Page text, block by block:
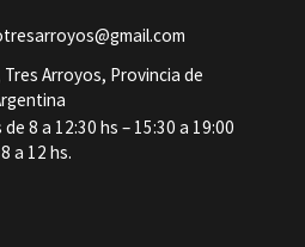
Arroyos, Provincia de
8 a 12:30 hs – 15:30 a 19:00
a 12 hs.